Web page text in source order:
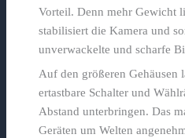
Vorteil. Denn mehr Gewicht
stabilisiert die Kamera und
unverwackelte und scharfe
Auf den größeren Gehäusen
ertastbare Schalter und
Abstand unterbringen. Das
Geräten um Welten